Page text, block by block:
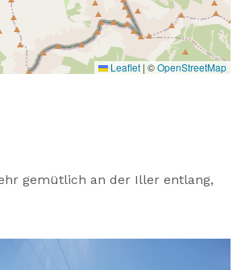
Leaflet | ©OpenStreetMap
gemütlich an der Iller entlang,